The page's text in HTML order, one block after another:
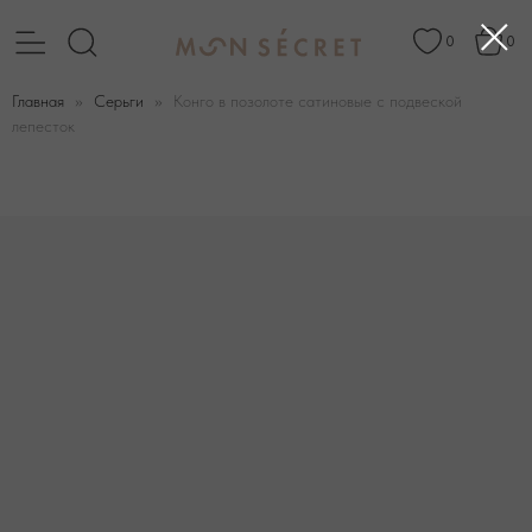
Главная Серьги
Конго в позолоте сатиновые с подвеской
лепесток